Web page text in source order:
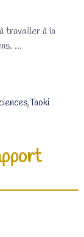
travailler à la
…
,Taoki